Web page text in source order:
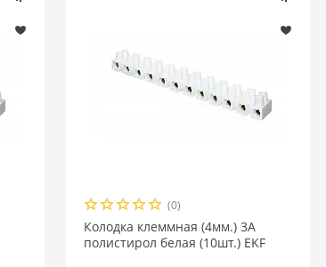
(0)
Колодка клеммная (4мм.) 3А
полистирол белая (10шт.) EKF